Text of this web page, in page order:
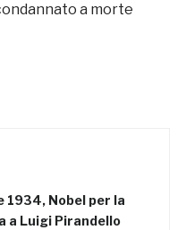
a morte
1934, Nobel per la
a Luigi Pirandello